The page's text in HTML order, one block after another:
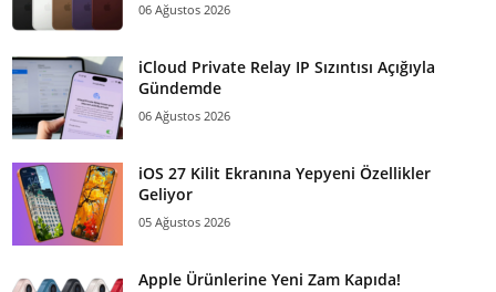
06 Ağustos 2026
iCloud Private Relay IP Sızıntısı Açığıyla
Gündemde
06 Ağustos 2026
iOS 27 Kilit Ekranına Yepyeni Özellikler
Geliyor
05 Ağustos 2026
Apple Ürünlerine Yeni Zam Kapıda!